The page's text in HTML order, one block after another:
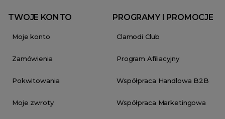
TWOJE KONTO
Moje konto
Zamówienia
Pokwitowania
Moje zwroty
PROGRAMY I PROMOCJE
Clamodi Club
Program Afiliacyjny
Współpraca Handlowa B2B
Współpraca Marketingowa